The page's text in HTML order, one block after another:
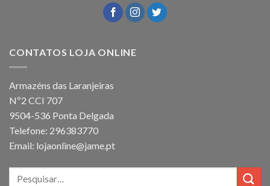
CONTATOS LOJA ONLINE
Armazéns das Laranjeiras
Nº2 CCI 707
9504-536 Ponta Delgada
Telefone: 296383770
Email: lojaonline@jame.pt